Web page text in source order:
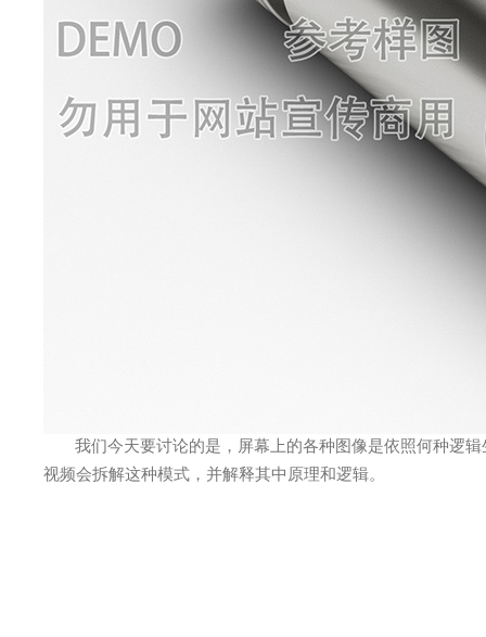
我们今天要讨论的是，屏幕上的各种图像是依照何种逻
视频会拆解这种模式，并解释其中原理和逻辑。